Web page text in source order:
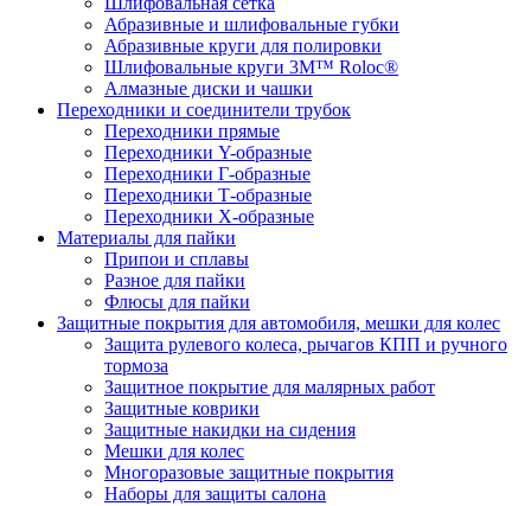
Абразивные и шлифовальные губки
Абразивные круги для полировки
Шлифовальные круги 3M™ Roloc®
Алмазные диски и чашки
Переходники и соединители трубок
Переходники прямые
Переходники Y-образные
Переходники Г-образные
Переходники Т-образные
Переходники Х-образные
Материалы для пайки
Припои и сплавы
Разное для пайки
Флюсы для пайки
Защитные покрытия для автомобиля, мешки для колес
Защита рулевого колеса, рычагов КПП и ручного
тормоза
Защитное покрытие для малярных работ
Защитные коврики
Защитные накидки на сидения
Мешки для колес
Многоразовые защитные покрытия
Наборы для защиты салона